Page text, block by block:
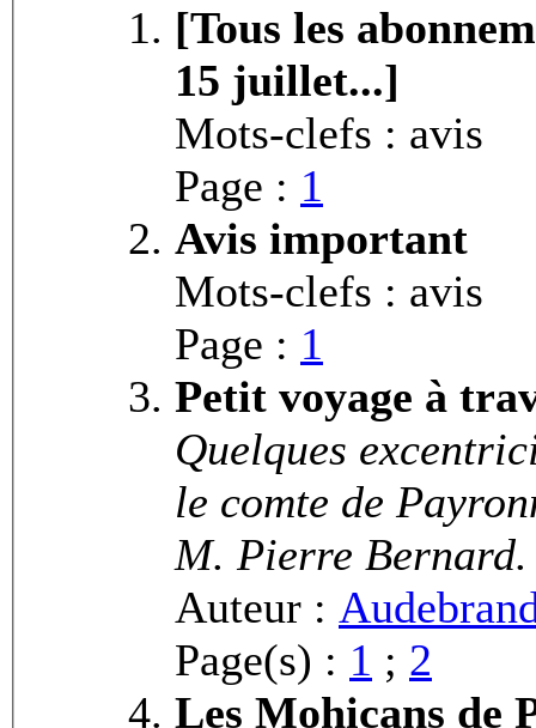
[Tous les
15 juillet...]
Mots-clefs : avis
Page : 1
Avis important
Mots-clefs : avis
Page : 1
Petit voyage à
Quelques
le comte de
M. Pierre
Auteur :
Page(s) : 1 ; 2
Les Mohicans de